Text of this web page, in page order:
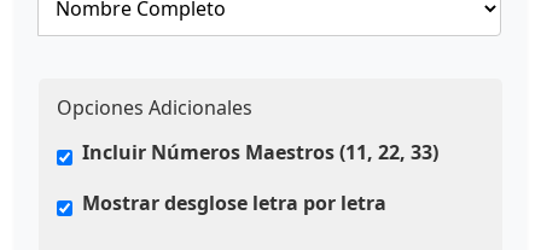
Opciones Adicionales
Incluir Números Maestros (11, 22, 33)
Mostrar desglose letra por letra